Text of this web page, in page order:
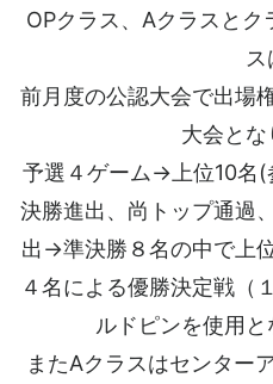
OPクラス、Aクラスとク
ス
前月度の公認大会で出場
大会とな
予選４ゲーム→上位10名
決勝進出、尚トップ通過
出→準決勝８名の中で上
４名による優勝決定戦（
ルドピンを使用と
またAクラスはセンター